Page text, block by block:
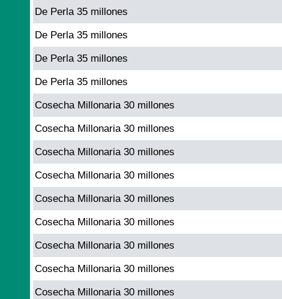
De Perla 35 millones
De Perla 35 millones
De Perla 35 millones
De Perla 35 millones
Cosecha Millonaria 30 millones
Cosecha Millonaria 30 millones
Cosecha Millonaria 30 millones
Cosecha Millonaria 30 millones
Cosecha Millonaria 30 millones
Cosecha Millonaria 30 millones
Cosecha Millonaria 30 millones
Cosecha Millonaria 30 millones
Cosecha Millonaria 30 millones